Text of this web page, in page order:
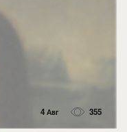
4 Авг 355